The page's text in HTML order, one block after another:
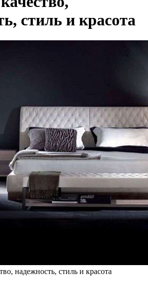
стиль и красота
надежность, стиль и красота